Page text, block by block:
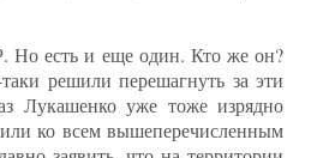
Но есть и еще один. Кто же он?
решили перешагнуть за эти
Лукашенко уже тоже изрядно
ко всем вышеперечисленным